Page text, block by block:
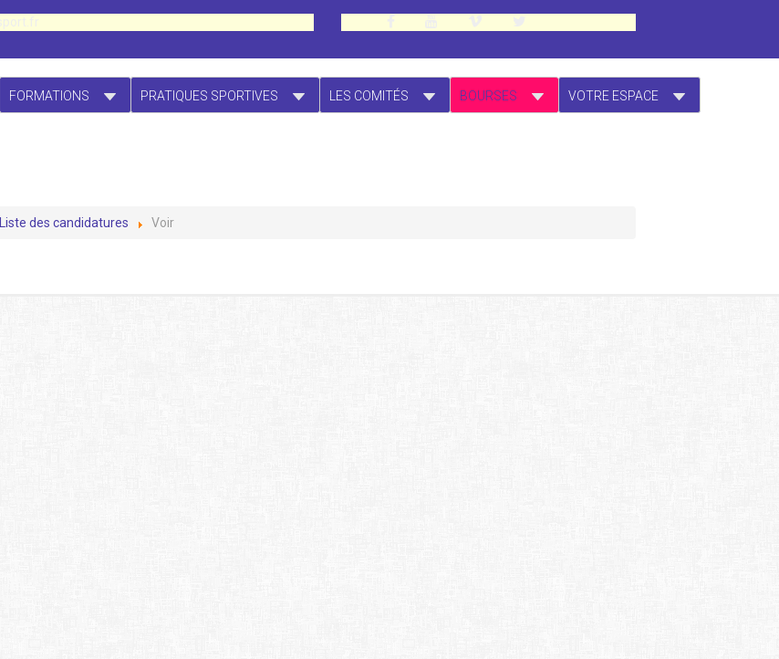
FORMATIONS PRATIQUES SPORTIVES LES COMITÉS BOURSES VOTRE ESPACE
Liste des candidatures Voir